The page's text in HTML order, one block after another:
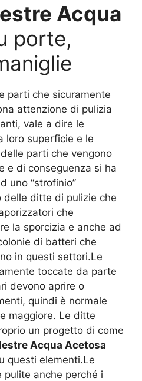
Acqua
porte,
parti che sicuramente
attenzione di pulizia
vale a dire le
loro superficie e le
parti che vengono
e di conseguenza si ha
uno “strofinio”
delle ditte di pulizie che
che
la sporcizia e anche ad
di batteri che
in questi settori.Le
toccate da parte
devono aprire o
quindi è normale
maggiore. Le ditte
un progetto di come
Acqua Acetosa
questi elementi.Le
anche perché i